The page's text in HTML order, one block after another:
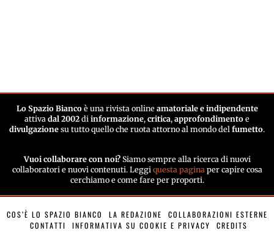
Lo Spazio Biancoè una rivista online amatoriale e indipendente
attiva dal 2002 di informazione, critica, approfondimento e
divulgazione su tutto quello che ruota attorno al mondo del fumetto.
Vuoi collaborare con noi? Siamo sempre alla ricerca di nuovi
collaboratori e nuovi contenuti. Leggi questa paginaper capire cosa
cerchiamo e come fare per proporti.
COS’È LO SPAZIO BIANCO LA REDAZIONE
COLLABORAZIONI ESTERNE
CONTATTI
INFORMATIVA SU COOKIE E PRIVACY CREDITS